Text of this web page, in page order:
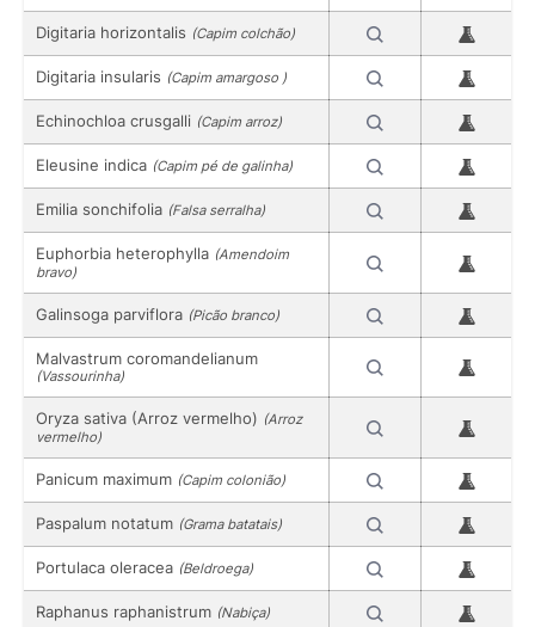
Digitaria horizontalis (Capim colchão)
Digitaria insularis (Capim amargoso )
Echinochloa crusgalli (Capim arroz)
Eleusine indica (Capim pé de galinha)
Emilia sonchifolia (Falsa serralha)
Euphorbia heterophylla (Amendoim
bravo)
Galinsoga parviflora (Picão branco)
Malvastrum coromandelianum
(Vassourinha)
Oryza sativa (Arroz vermelho) (Arroz
vermelho)
Panicum maximum (Capim colonião)
Paspalum notatum (Grama batatais)
Portulaca oleracea (Beldroega)
Raphanus raphanistrum (Nabiça)